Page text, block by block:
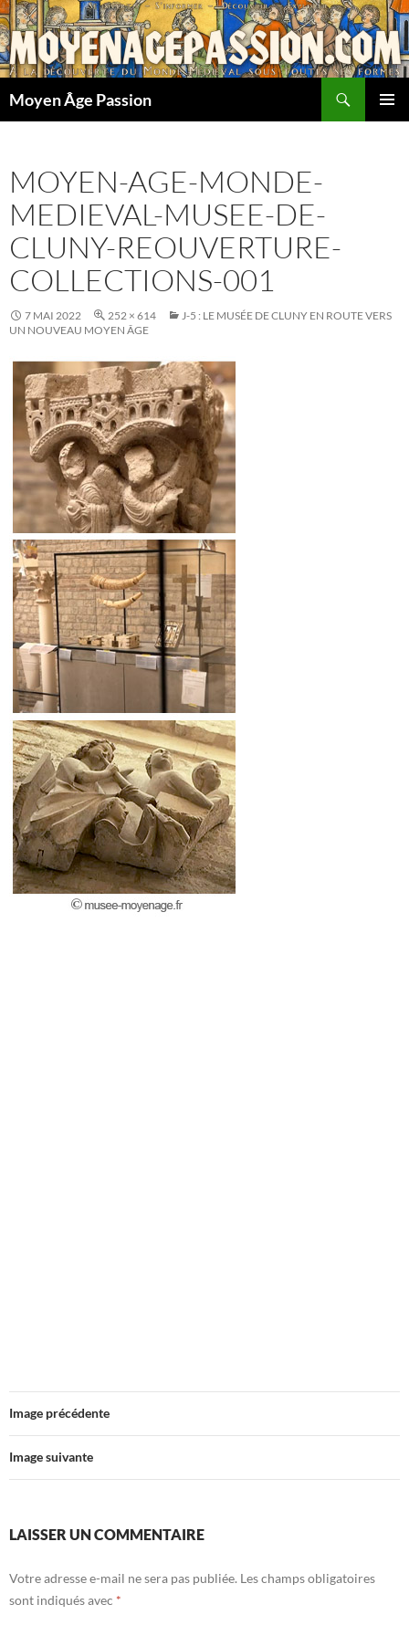
Aller
au
contenu
Moyen Âge Passion
MOYEN-AGE-MONDE-
MEDIEVAL-MUSEE-DE-
CLUNY-REOUVERTURE-
COLLECTIONS-001
7 MAI 2022 252 × 614
J-5 : LE MUSÉE DE CLUNY EN ROUTE VERS
UN NOUVEAU MOYEN ÂGE
Image précédente
Image suivante
LAISSER UN COMMENTAIRE
Votre adresse e-mail ne sera pas publiée. Les champs obligatoires
sont indiqués avec *